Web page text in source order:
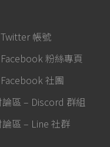
帳號
粉絲專頁
社團
區 – Discord 群組
區 – Line 社群